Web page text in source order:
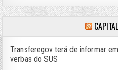
Transferegov terá de informar
verbas do SUS